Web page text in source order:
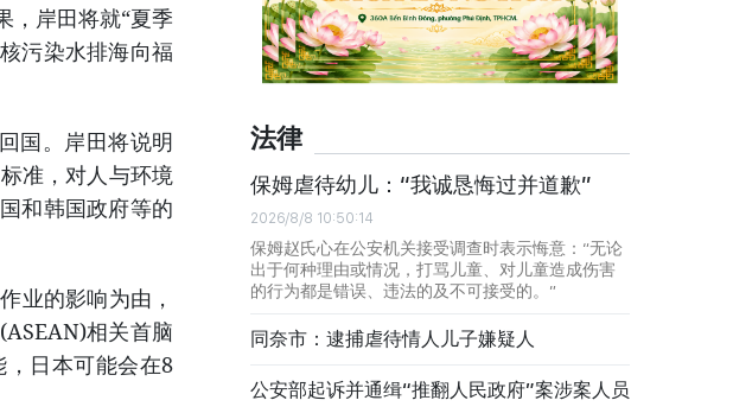
，岸田将就“夏季
污染水排海向福
国。岸田将说明
准，对人与环境
和韩国政府等的
业的影响为由，
相关首脑
日本可能会在8
法律
保姆虐待幼儿：“我诚恳悔过并道歉”
2026/8/8 10:50:14
保姆赵氏心在公安机关接受调查时表示悔意：“无论
出于何种理由或情况，打骂儿童、对儿童造成伤害
的行为都是错误、违法的及不可接受的。”
同奈市：逮捕虐待情人儿子嫌疑人
公安部起诉并通缉“推翻人民政府”案涉案人员